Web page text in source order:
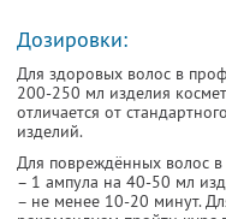
Дозировки:
Для здоровых волос в
200-250 мл изделия
отличается от
изделий.
Для повреждённых волос в
– 1 ампула на 40-50 мл
– не менее 10-20 минут.